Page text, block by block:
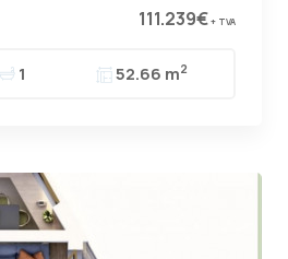
111.239€+ TVA
1 52.66 m2